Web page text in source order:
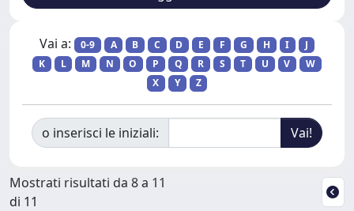
Vai a: 0-9 A B C D E F G H I
J
K
L M N O P Q R S T U V
W
X
Y Z
o inserisci le iniziali:
Mostrati risultati da 8 a 11
di 11